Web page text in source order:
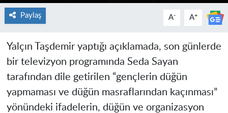
Paylaş A- A+
Yalçın Taşdemir yaptığı açıklamada, son günlerde
bir televizyon programında Seda Sayan
tarafından dile getirilen “gençlerin düğün
yapmaması ve düğün masraflarından kaçınması”
yönündeki ifadelerin, düğün ve organizasyon